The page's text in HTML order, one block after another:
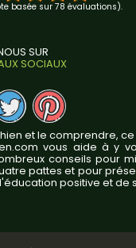
basée sur 78 évaluations).
SUR
SOCIAUX
et le comprendre, ce
vous aide à y
conseils pour
pattes et pour
positive et de